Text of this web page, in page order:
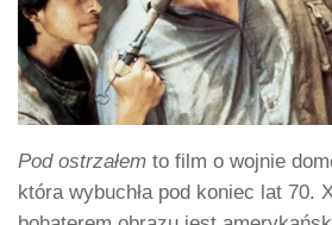
Pod ostrzałem to film o wojnie
która wybuchła pod koniec lat 70.